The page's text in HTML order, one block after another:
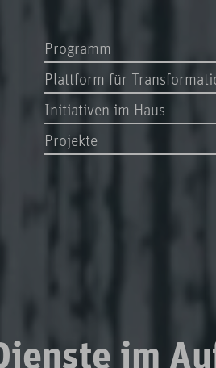
Programm
Plattform für
Initiativen im Haus
Projekte
im